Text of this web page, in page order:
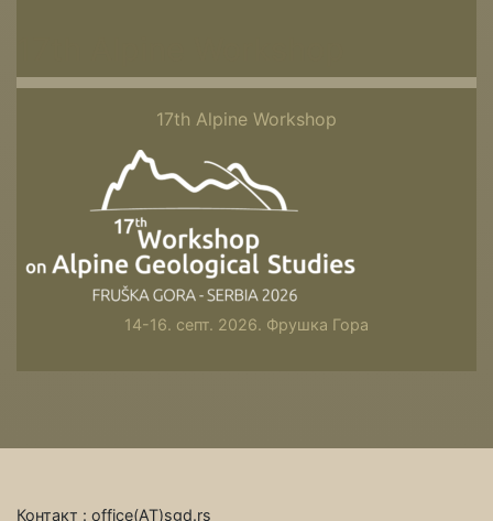
17th Alpine Workshop
14-16. септ. 2026. Фрушка Гора
Контакт : office(АТ)sgd.rs